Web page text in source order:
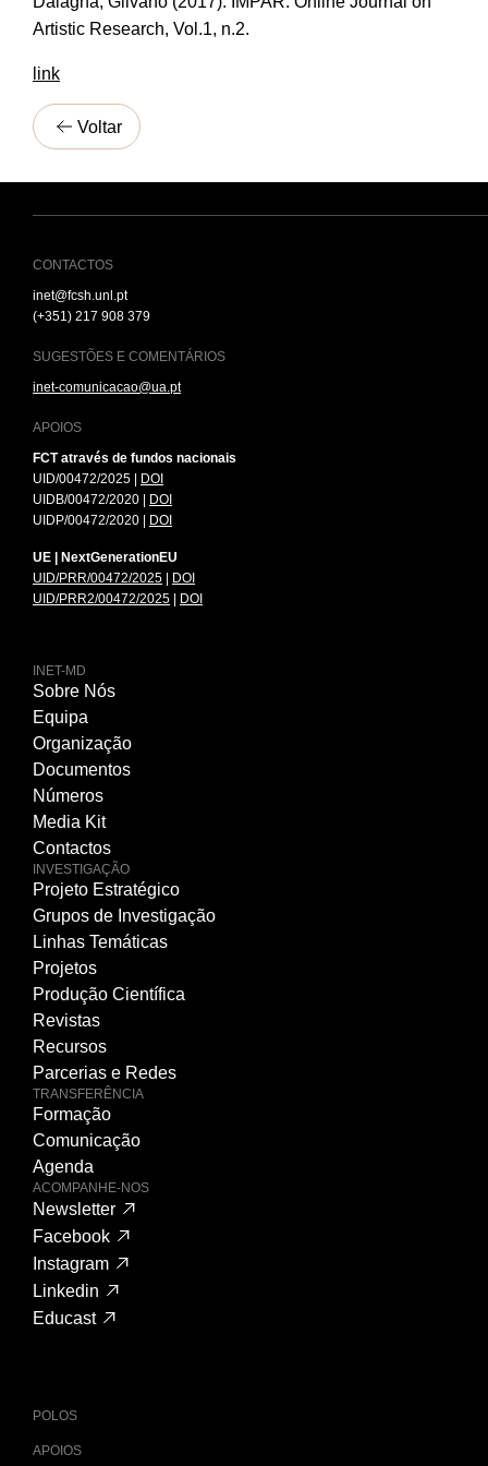
Artistic Research, Vol.1, n.2.
link
Voltar
CONTACTOS
inet@fcsh.unl.pt
(+351) 217 908 379
SUGESTÕES E COMENTÁRIOS
inet-comunicacao@ua.pt
APOIOS
FCT através de fundos nacionais
UID/00472/2025 |
DOI
UIDB/00472/2020 |
DOI
UIDP/00472/2020 |
DOI
UE | NextGenerationEU
UID/PRR/00472/2025
DOI
UID/PRR2/00472/2025
DOI
INET-MD
Sobre Nós
Equipa
Organização
Documentos
Números
Media Kit
Contactos
INVESTIGAÇÃO
Projeto Estratégico
Grupos de Investigação
Linhas Temáticas
Projetos
Produção Científica
Revistas
Recursos
Parcerias e Redes
TRANSFERÊNCIA
Formação
Comunicação
Agenda
ACOMPANHE-NOS
Newsletter
Facebook
Instagram
Linkedin
Educast
POLOS
APOIOS